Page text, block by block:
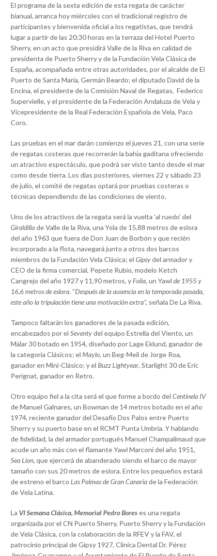
El programa de la sexta edición de esta regata de carácter
bianual, arranca hoy miércoles con el tradicional registro de
participantes y bienvenida oficial a los regatistas, que tendrá
lugar a partir de las 20:30 horas en la terraza del Hotel Puerto
Sherry, en un acto que presidirá Valle de la Riva en calidad de
presidenta de Puerto Sherry y de la Fundación Vela Clásica de
España, acompañada entre otras autoridades, por el alcalde de El
Puerto de Santa María, Germán Beardo; el diputado David de la
Encina, el presidente de la Comisión Naval de Regatas, Federico
Supervielle, y el presidente de la Federación Andaluza de Vela y
Vicepresidente de la Real Federación Española de Vela, Paco
Coro.
Las pruebas en el mar darán comienzo el jueves 21, con una serie
de regatas costeras que recorrerán la bahía gaditana ofreciendo
un atractivo espectáculo, que podrá ser visto tanto desde el mar
como desde tierra. Los días posteriores, viernes 22 y sábado 23
de julio, el comité de regatas optará por pruebas costeras o
técnicas dependiendo de las condiciones de viento.
Uno de los atractivos de la regata será la vuelta ‘al ruedo’ del
Giraldillade Valle de la Riva, una Yola de 15,88 metros de eslora
del año 1963 que fuera de Don Juan de Borbón y que recién
incorporado a la flota, navegará junto a otros dos barcos
miembros de la Fundación Vela Clásica; elGipsydel armador y
CEO de la firma comercial, Pepete Rubio, modelo Ketch
Cangrejo del año 1927 y 11,90 metros, y Folia,un Yawl de 1955 y
16,6 metros de eslora. “Después de la ausencia en la temporada pasada,
este año la tripulación tiene una motivación extra”, señala De La Riva.
Tampoco faltarán los ganadores de la pasada edición,
encabezados por elSeventydel equipo Estrella del Viento, un
Mälar 30 botado en 1954, diseñado por Lage Eklund, ganador de
la categoría Clásicos; el Maylo, un Beg-Meil de Jorge Roa,
ganador en Mini-Clásico; y el Buzz Lightyear, Starlight 30 de Eric
Perignat, ganador en Retro.
Otro equipo fiel a la cita será el que forme a bordo delCentinela IV
de Manuel Galnares, un Bowman de 14 metros botado en el año
1974, reciente ganador del Desafío Dos Palos entre Puerto
Sherry y su puerto base en el RCMT Punta Umbría. Y hablando
de fidelidad, la del armador portugués Manuel Champalimaud que
acude un año más con el flamante Yawl Marconi del año 1951,
Sea Lion, que ejercerá de abanderado siendo el barco de mayor
tamaño con sus 20 metros de eslora. Entre los pequeños estará
de estreno el barco Las Palmas de Gran Canariade la Federación
de Vela Latina.
La VI Semana Clásica, Memorial Pedro Boreses una regata
organizada por el CN Puerto Sherry, Puerto Sherry y la Fundación
de Vela Clásica, con la colaboración de la RFEV y la FAV, el
patrocinio principal de Gipsy 1927, Clinica Dental Dr. Pérez